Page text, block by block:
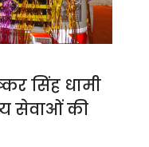
सिंह धामी
सेवाओं की